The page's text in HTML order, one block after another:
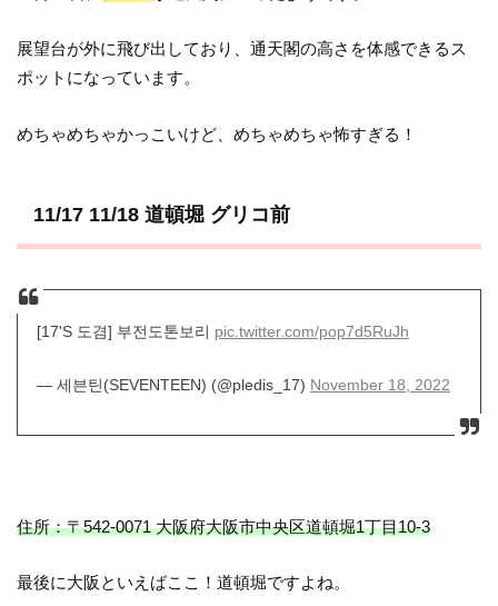
展望台が外に飛び出しており、通天閣の高さを体感できるス
ポットになっています。
めちゃめちゃかっこいけど、めちゃめちゃ怖すぎる！
11/17 11/18 道頓堀 グリコ前
[17'S 도겸] 부전도톤보리 pic.twitter.com/pop7d5RuJh
— 세븐틴(SEVENTEEN) (@pledis_17) November 18, 2022
住所：〒542-0071 大阪府大阪市中央区道頓堀1丁目10-3
最後に大阪といえばここ！道頓堀ですよね。